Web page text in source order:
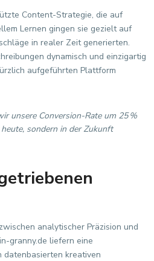
Content-Strategie, die auf
Lernen gingen sie gezielt auf
in realer Zeit generierten.
dynamisch und einzigartig
aufgeführten Plattform
unsere Conversion-Rate um 25 %
sondern in der Zukunft
analytischer Präzision und
granny.de liefern eine
datenbasierten kreativen